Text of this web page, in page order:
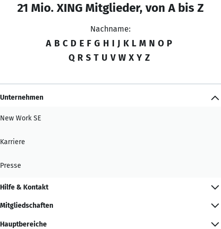
21 Mio. XING Mitglieder, von A bis Z
Nachname:
A B C D E F G H I J K L M N O P
Q R S T U V W X Y Z
Unternehmen
New Work SE
Karriere
Presse
Hilfe & Kontakt
Mitgliedschaften
Hauptbereiche